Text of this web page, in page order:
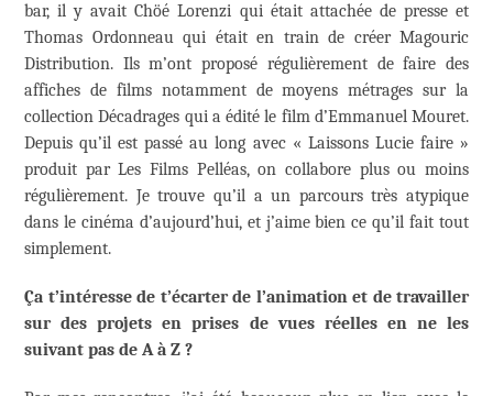
bar, il y avait Chöé Lorenzi qui était attachée de presse et
Thomas Ordonneau qui était en train de créer Magouric
Distribution. Ils m’ont proposé régulièrement de faire des
affiches de films notamment de moyens métrages sur la
collection Décadrages qui a édité le film d’Emmanuel Mouret.
Depuis qu’il est passé au long avec « Laissons Lucie faire »
produit par Les Films Pelléas, on collabore plus ou moins
régulièrement. Je trouve qu’il a un parcours très atypique
dans le cinéma d’aujourd’hui, et j’aime bien ce qu’il fait tout
simplement.
Ça t’intéresse de t’écarter de l’animation et de travailler
sur des projets en prises de vues réelles en ne les
suivant pas de A à Z ?